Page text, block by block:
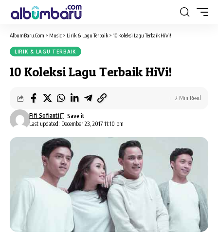
AlbumBaru.Com > Music > Lirik & Lagu Terbaik > 10 Koleksi Lagu Terbaik HiVi!
LIRIK & LAGU TERBAIK
10 Koleksi Lagu Terbaik HiVi!
Last updated: December 23, 2017 11:10 pm
Fifi Sofianti
2 Min Read